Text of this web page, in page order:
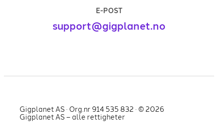
E-POST
support@gigplanet.no
Gigplanet AS · Org.nr 914 535 832 · © 2026
Gigplanet AS – alle rettigheter